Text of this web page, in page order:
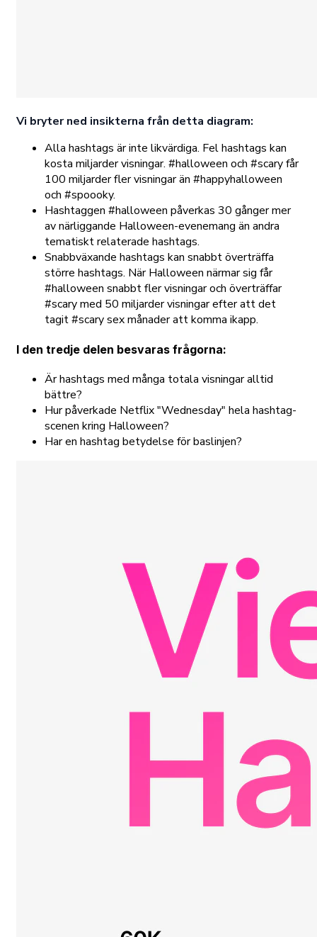
Vi bryter ned insikterna från detta diagram:
Alla hashtags är inte likvärdiga. Fel hashtags kan
kosta miljarder visningar. #halloween och #scary får
100 miljarder fler visningar än #happyhalloween
och #spoooky.
Hashtaggen #halloween påverkas 30 gånger mer
av närliggande Halloween-evenemang än andra
tematiskt relaterade hashtags.
Snabbväxande hashtags kan snabbt överträffa
större hashtags. När Halloween närmar sig får
#halloween snabbt fler visningar och överträffar
#scary med 50 miljarder visningar efter att det
tagit #scary sex månader att komma ikapp.
I den tredje delen besvaras frågorna:
Är hashtags med många totala visningar alltid
bättre?
Hur påverkade Netflix "Wednesday" hela hashtag-
scenen kring Halloween?
Har en hashtag betydelse för baslinjen?